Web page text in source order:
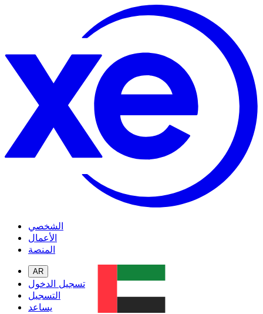
الشخصي
الأعمال
المنصة
AR
تسجيل الدخول
التسجيل
يساعد